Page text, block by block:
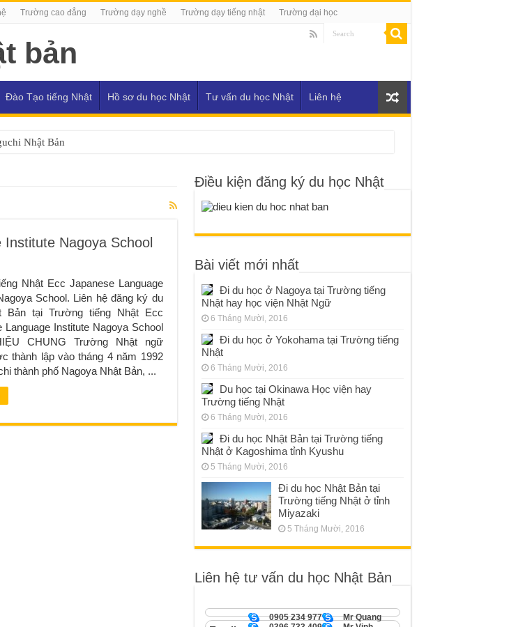
Trường cao đẳng Trường dạy nghề Trường dạy tiếng nhật Trường đại học
Đào Tạo tiếng Nhật Hồ sơ du học Nhật Tư vấn du học Nhật Liên hệ
Nhật Bản
Nagoya School
Nhật Ecc Japanese Language
School. Liên hệ đăng ký du
Bản tại Trường tiếng Nhật Ecc
Language Institute Nagoya School
CHUNG Trường Nhật ngữ
thành lập vào tháng 4 năm 1992
thành phố Nagoya Nhật Bản, ...
Điều kiện đăng ký du học Nhật
Bài viết mới nhất
Đi du học ở Nagoya tại Trường tiếng
Nhật hay học viện Nhật Ngữ
6 Tháng Mười, 2016
Đi du học ở Yokohama tại Trường tiếng
Nhật
6 Tháng Mười, 2016
Du học tại Okinawa Học viện hay
Trường tiếng Nhật
6 Tháng Mười, 2016
Đi du học Nhật Bản tại Trường tiếng
Nhật ở Kagoshima tỉnh Kyushu
5 Tháng Mười, 2016
Đi du học Nhật Bản tại
Trường tiếng Nhật ở tỉnh
Miyazaki
5 Tháng Mười, 2016
Liên hệ tư vấn du học Nhật Bản
Mr Quang
0905 234 977